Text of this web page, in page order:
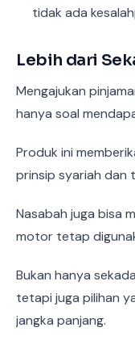
tidak ada
Lebih dari
Mengajukan
hanya soal
Produk ini
prinsip syariah dan
Nasabah juga bisa
motor tetap
Bukan hanya
tetapi juga pilihan
jangka panjang.